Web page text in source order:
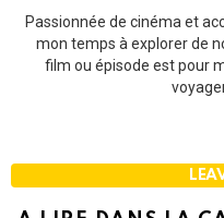
Passionnée de cinéma et
mon temps à explorer de
film ou épisode est pour